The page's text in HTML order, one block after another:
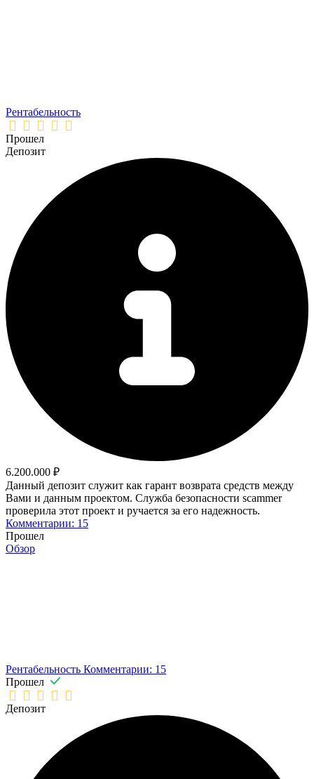
Рентабельность
Прошел
Депозит
6.200.000 ₽
Данный депозит служит как гарант возврата средств между
Вами и данным проектом. Служба безопасности scammer
проверила этот проект и ручается за его надежность.
Комментарии: 15
Прошел
Обзор
Рентабельность Комментарии: 15
Прошел
Депозит